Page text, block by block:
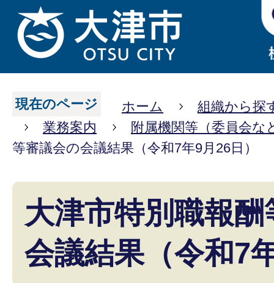
現在のページ ホーム
組織から探
業務案内
附属機関等（委員会な
等審議会の会議結果（令和7年9月26日）
大津市特別職報
会議結果（令和7